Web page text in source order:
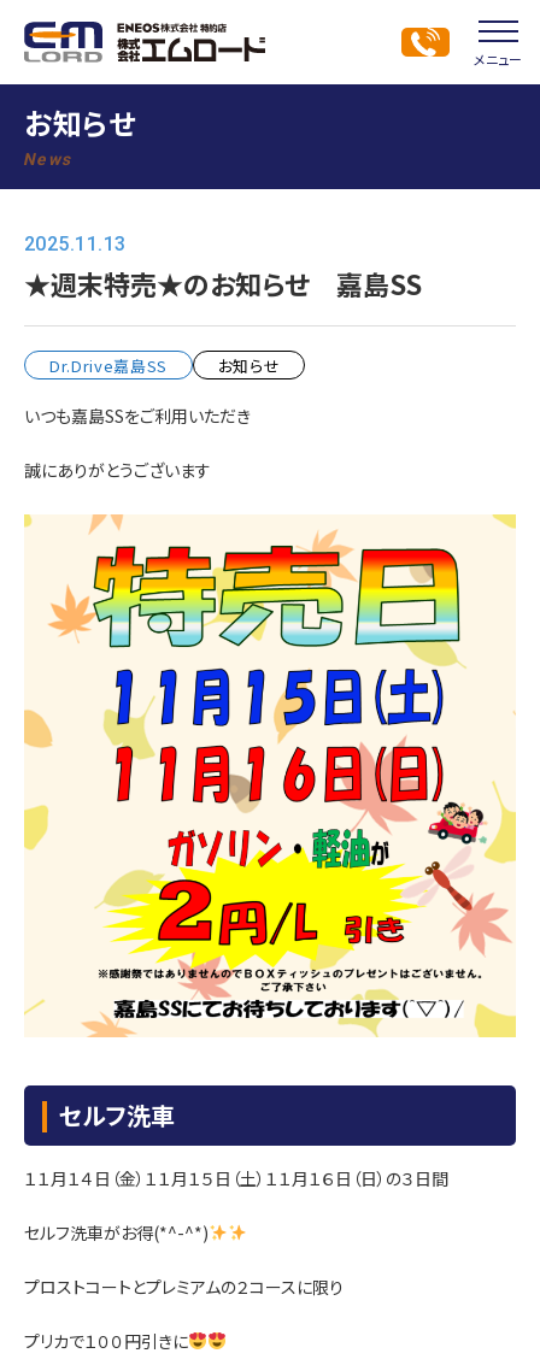
メニュー
お知らせ
News
2025.11.13
★週末特売★のお知らせ 嘉島SS
Dr.Drive嘉島SS お知らせ
いつも嘉島SSをご利用いただき
誠にありがとうございます
セルフ洗車
１１月１４日（金）１１月１５日（土）１１月１６日（日）の３日間
セルフ洗車がお得(*^-^*)
プロストコートとプレミアムの２コースに限り
プリカで１００円引きに